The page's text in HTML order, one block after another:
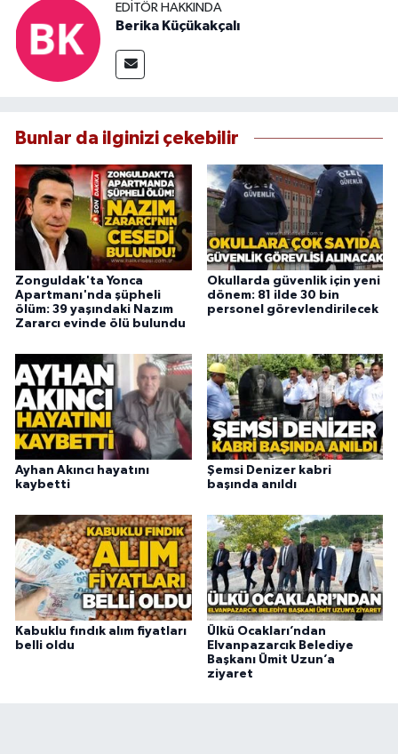
EDITÖR HAKKINDA
Berika Küçükakçalı
Bunlar da ilginizi çekebilir
Zonguldak'ta Yonca
Apartmanı'nda şüpheli
ölüm: 39 yaşındaki Nazım
Zararcı evinde ölü bulundu
Okullarda güvenlik için yeni
dönem: 81 ilde 30 bin
personel görevlendirilecek
Ayhan Akıncı hayatını
kaybetti
Şemsi Denizer kabri
başında anıldı
Kabuklu fındık alım fiyatları
belli oldu
Ülkü Ocakları’ndan
Elvanpazarcık Belediye
Başkanı Ümit Uzun’a
ziyaret